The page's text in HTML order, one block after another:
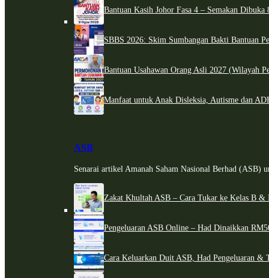
Bantuan Kasih Johor Fasa 4 – Semakan
SBBS 2026: Skim Sumbangan Bakti Bantuan
Bantuan Usahawan Orang Asli 2027 (Wilayah
Manfaat untuk Anak Disleksia, Autisme dan
ASB
Senarai artikel Amanah Saham Nasional Berhad (ASB)
Zakat Khultah ASB – Cara Tukar ke Kelas B &
Pengeluaran ASB Online – Had Dinaikkan
Cara Keluarkan Duit ASB, Had Pengeluaran &